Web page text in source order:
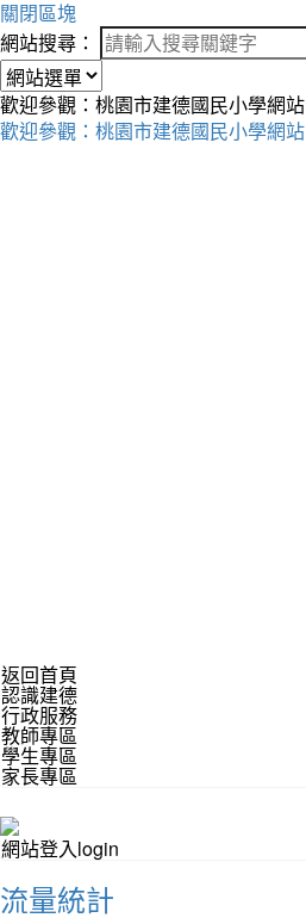
關閉區塊
網站搜尋：
歡迎參觀：桃園市建德國民小學網站
歡迎參觀：桃園市建德國民小學網站
返回首頁
認識建德
行政服務
教師專區
學生專區
家長專區
網站登入login
流量統計